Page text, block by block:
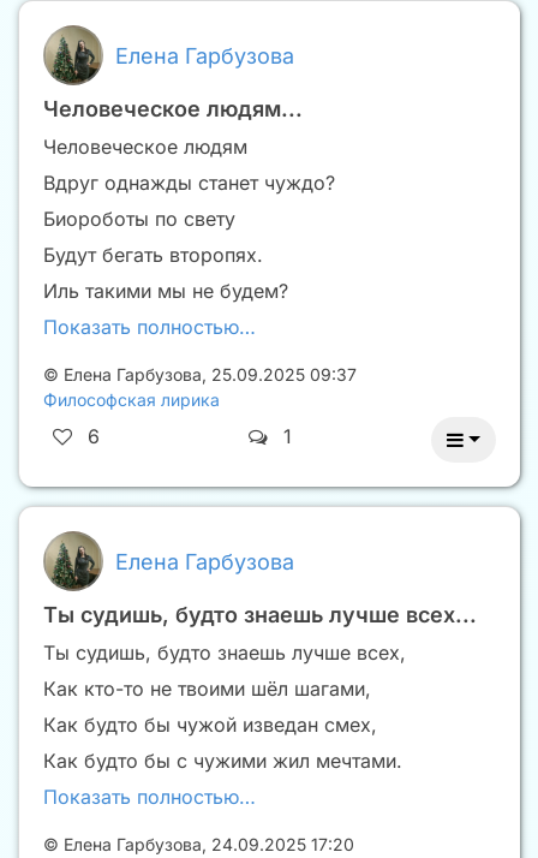
Елена Гарбузова
Человеческое людям...
Человеческое людям
Вдруг однажды станет чуждо?
Биороботы по свету
Будут бегать второпях.
Иль такими мы не будем?
Показать полностью…
© Елена Гарбузова, 25.09.2025 09:37
Философская лирика
6 1
Елена Гарбузова
Ты судишь, будто знаешь лучше всех...
Ты судишь, будто знаешь лучше всех,
Как кто-то не твоими шëл шагами,
Как будто бы чужой изведан смех,
Как будто бы с чужими жил мечтами.
Показать полностью…
© Елена Гарбузова, 24.09.2025 17:20